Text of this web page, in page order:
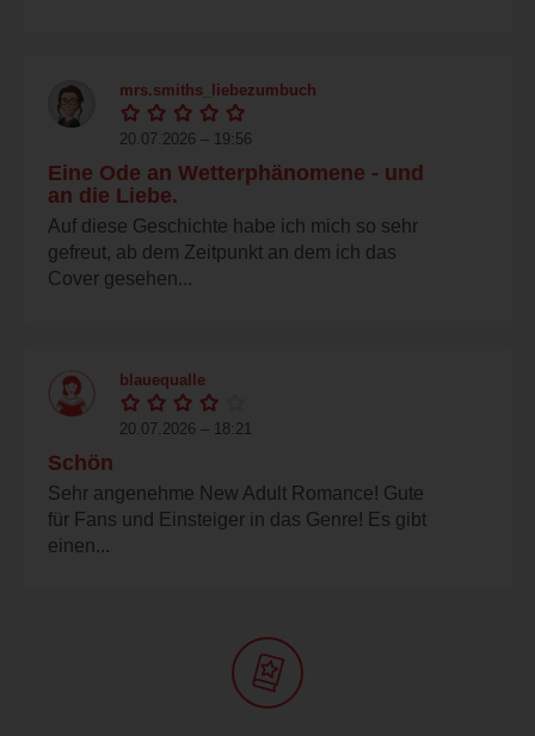
mrs.smiths_liebezumbuch
20.07.2026 – 19:56
Eine Ode an Wetterphänomene - und
an die Liebe.
Auf diese Geschichte habe ich mich so sehr
gefreut, ab dem Zeitpunkt an dem ich das
Cover gesehen...
blauequalle
20.07.2026 – 18:21
Schön
Sehr angenehme New Adult Romance! Gute
für Fans und Einsteiger in das Genre! Es gibt
einen...